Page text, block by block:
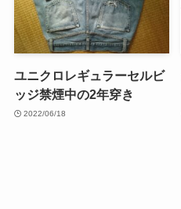
ユニクロレギュラーセルビ
ッジ禁煙中の2年穿き
2022/06/18